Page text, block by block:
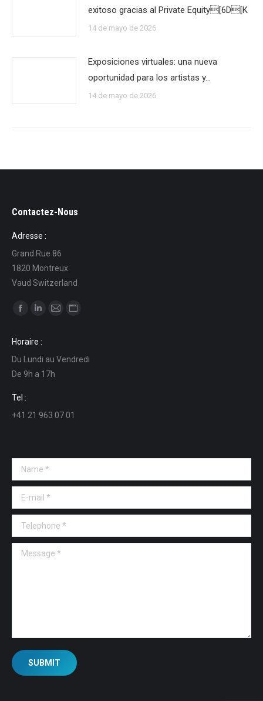
exitoso gracias al Private Equity[6D[K
14 de mayo de 2026
Exposiciones virtuales: una nueva
oportunidad para los artistas y…
14 de mayo de 2026
Contactez-Nous
Adresse :
Grand Rue 86
1820 Montreux
Vaud Switzerland
Find us on:
opens
in
new
window
opens
in
new
in
in
Horaire :
Du Lundi au Vendredi
De 9h a 17h
Tel :
+41 21 963 07 01
Name *
E-mail *
Telephone *
Message *
SUBMIT